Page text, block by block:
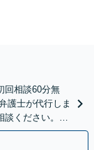
回相談60分無
護士が代行しま
ください。最